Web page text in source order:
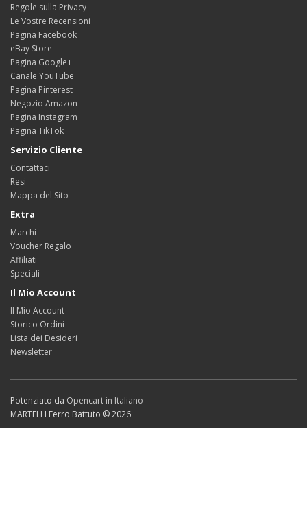
Regole sulla Privacy
Le Vostre Recensioni
Pagina Facebook
eBay Store
Pagina Google+
Canale YouTube
Pagina Pinterest
Negozio Amazon
Pagina Instagram
Pagina TikTok
Servizio Cliente
Contattaci
Resi
Mappa del Sito
Extra
Marchi
Voucher Regalo
Affiliati
Speciali
Il Mio Account
Il Mio Account
Storico Ordini
Lista dei Desideri
Newsletter
Potenziato da Opencart in Italiano
MARTELLI Ferro Battuto © 2026